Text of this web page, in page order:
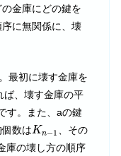
金庫にどの鍵を
に無関係に、壊
最初に壊す金庫を
ば、壊す金庫の平
す。また、aの鍵
数はKn−1
Kn
、その
庫の壊し方の順序